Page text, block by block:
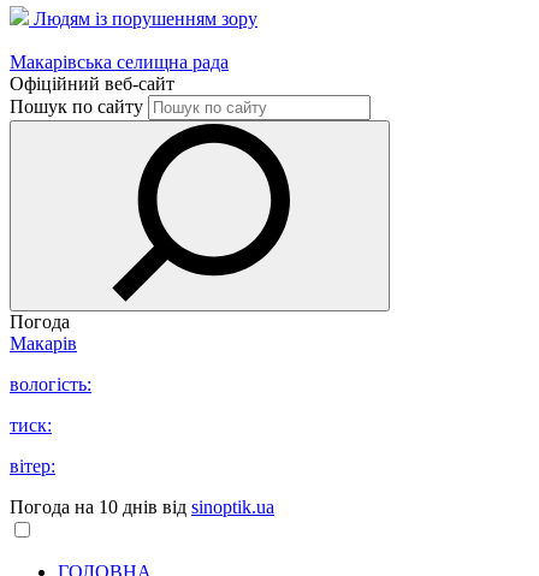
Людям із порушенням зору
Макарівська селищна рада
Офіційний веб-сайт
Пошук по сайту
Погода
Макарів
вологість:
тиск:
вітер:
Погода на 10 днів від sinoptik.ua
ГОЛОВНА